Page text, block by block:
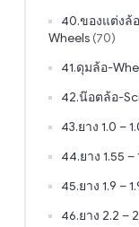
40.ของแต่งล้
Wheels (70)
41.ดุมล้อ-
42.น๊อตล้อ-
43.ยาง 1.0 –
44.ยาง 1.55 –
45.ยาง 1.9 –
46.ยาง 2.2 –